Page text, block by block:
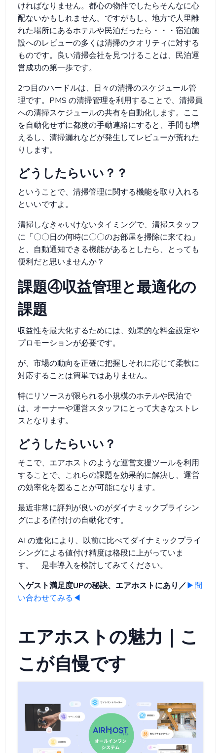
ければなりません。都心の物件でしたらそんなに心
配ないかもしれません。ですがもし、地方で人里離
れた場所にあるホテルや民泊だったら・・・宿泊施
設へのレビューの多くは清掃のクオリティに対する
ものです。良い清掃会社を見つけることは、民泊運
営成功の第一歩です。
2つ目のハードルは、日々の清掃のスケジュール管
理です。PMS の清掃管理を利用することで、清掃員
への清掃スケジュールの共有を自動化します。ここ
を自動化せずに都度の手動連絡にすると、手間も増
えるし、清掃漏れなどが発生してレビューが荒れた
りします。
どうしたらいい？？
ということで、清掃管理に関する機能を取り入れる
といいですよ。
清掃しなきゃいけないタイミングで、清掃スタッフ
に「〇〇日の何時に〇〇のお部屋を掃除に来てね」
と、自動通知できる機能があるとしたら、とっても
便利だと思いませんか？
課題④収益管理と最適化の
課題
収益性を最大化するためには、効果的な料金設定や
プロモーションが必要です。
が、市場の動向を正確に把握しそれに応じて柔軟に
対応することは簡単ではありません。
特にリソースが限られる小規模のホテルや民泊で
は、オーナーや運営スタッフにとって大きなストレ
スとなります。
どうしたらいい？
そこで、エアホストのような運営支援ツールを利用
することで、これらの課題を効果的に解決し、運営
の効率化を図ることが可能になります。
最近非常に評判が良いのがダイナミックプライシン
グによる値付けの自動化です。
AI の進化により、以前に比べてダイナミックプライ
シングによる値付け精度は格段に上がっていま
す。 是非導入を検討してみてください。
＼ゲスト満足度UPの秘訣、エアホストにあり／▶問
い合わせてみる◀
エアホストの魅力｜こ
こが自慢です